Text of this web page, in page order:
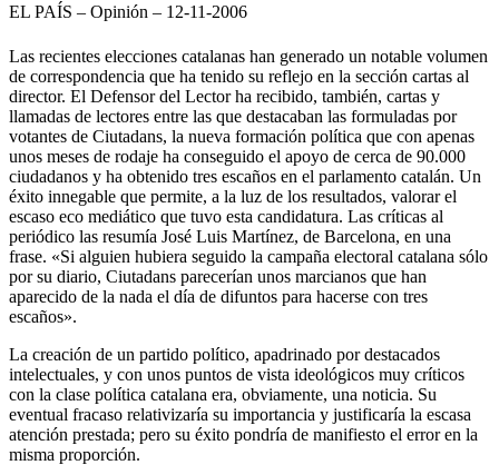
EL PAÍS – Opinión – 12-11-2006
Las recientes elecciones catalanas han generado un notable volumen
de correspondencia que ha tenido su reflejo en la sección cartas al
director. El Defensor del Lector ha recibido, también, cartas y
llamadas de lectores entre las que destacaban las formuladas por
votantes de Ciutadans, la nueva formación política que con apenas
unos meses de rodaje ha conseguido el apoyo de cerca de 90.000
ciudadanos y ha obtenido tres escaños en el parlamento catalán. Un
éxito innegable que permite, a la luz de los resultados, valorar el
escaso eco mediático que tuvo esta candidatura. Las críticas al
periódico las resumía José Luis Martínez, de Barcelona, en una
frase. «Si alguien hubiera seguido la campaña electoral catalana sólo
por su diario, Ciutadans parecerían unos marcianos que han
aparecido de la nada el día de difuntos para hacerse con tres
escaños».
La creación de un partido político, apadrinado por destacados
intelectuales, y con unos puntos de vista ideológicos muy críticos
con la clase política catalana era, obviamente, una noticia. Su
eventual fracaso relativizaría su importancia y justificaría la escasa
atención prestada; pero su éxito pondría de manifiesto el error en la
misma proporción.